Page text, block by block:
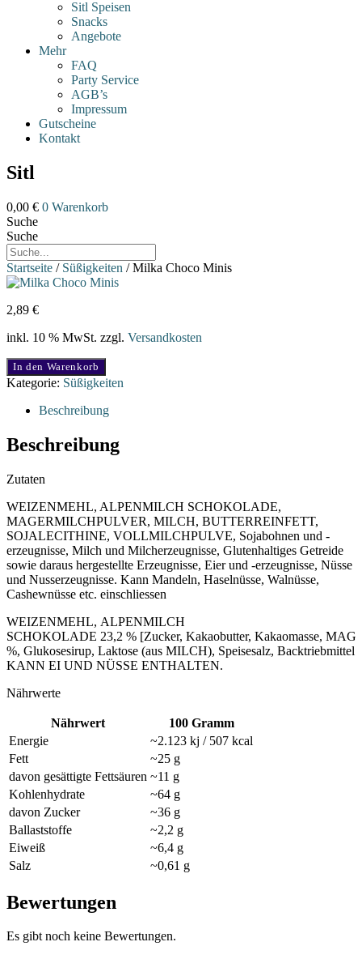
Sitl Speisen
Snacks
Angebote
Mehr
FAQ
Party Service
AGB’s
Impressum
Gutscheine
Kontakt
Sitl
0,00 € 0 Warenkorb
Suche
Suche
Startseite / Süßigkeiten / Milka Choco Minis
2,89 €
inkl. 10 % MwSt. zzgl. Versandkosten
Milka
Choco
Minis
Menge
In den Warenkorb
Kategorie: Süßigkeiten
Beschreibung
Beschreibung
Zutaten
WEIZENMEHL, ALPENMILCH SCHOKOLADE,
MAGERMILCHPULVER, MILCH, BUTTERREINFETT,
SOJALECITHINE, VOLLMILCHPULVE, Sojabohnen und -
erzeugnisse, Milch und Milcherzeugnisse, Glutenhaltiges Getreide
sowie daraus hergestellte Erzeugnisse, Eier und -erzeugnisse, Nüsse
und Nusserzeugnisse. Kann Mandeln, Haselnüsse, Walnüsse,
Cashewnüsse etc. einschliessen
WEIZENMEHL, ALPENMILCH
SCHOKOLADE 23,2 % [Zucker, Kakaobutter, Kakaomasse,
%, Glukosesirup, Laktose (aus MILCH), Speisesalz,
KANN EI UND NÜSSE ENTHALTEN.
Nährwerte
Nährwert
100 Gramm
Energie
~2.123 kj / 507 kcal
Fett
~25 g
davon gesättigte Fettsäuren ~11 g
Kohlenhydrate
~64 g
davon Zucker
~36 g
Ballaststoffe
~2,2 g
Eiweiß
~6,4 g
Salz
~0,61 g
Bewertungen
Es gibt noch keine Bewertungen.